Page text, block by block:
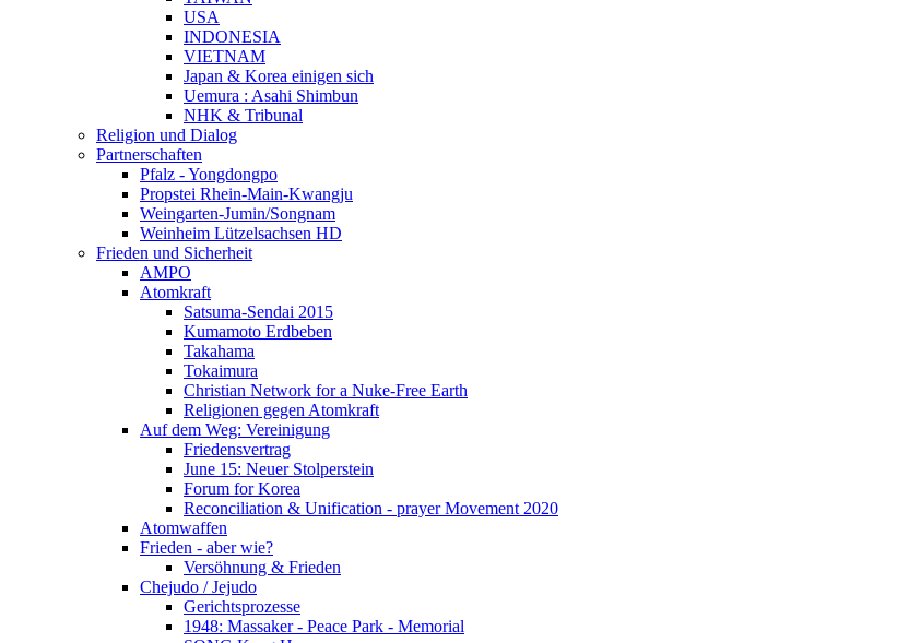
USA
INDONESIA
VIETNAM
Japan & Korea einigen sich
Uemura : Asahi Shimbun
NHK & Tribunal
Religion und Dialog
Partnerschaften
Pfalz - Yongdongpo
Propstei Rhein-Main-Kwangju
Weingarten-Jumin/Songnam
Weinheim Lützelsachsen HD
Frieden und Sicherheit
AMPO
Atomkraft
Satsuma-Sendai 2015
Kumamoto Erdbeben
Takahama
Tokaimura
Christian Network for a Nuke-Free Earth
Religionen gegen Atomkraft
Auf dem Weg: Vereinigung
Friedensvertrag
June 15: Neuer Stolperstein
Forum for Korea
Reconciliation & Unification - prayer Movement 2020
Atomwaffen
Frieden - aber wie?
Versöhnung & Frieden
Chejudo / Jejudo
Gerichtsprozesse
1948: Massaker - Peace Park - Memorial